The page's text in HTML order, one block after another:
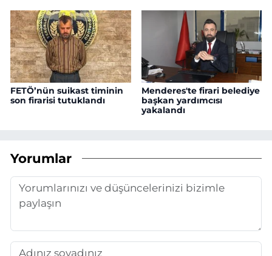
FETÖ’nün suikast timinin
son firarisi tutuklandı
Menderes'te firari belediye
başkan yardımcısı
yakalandı
Yorumlar